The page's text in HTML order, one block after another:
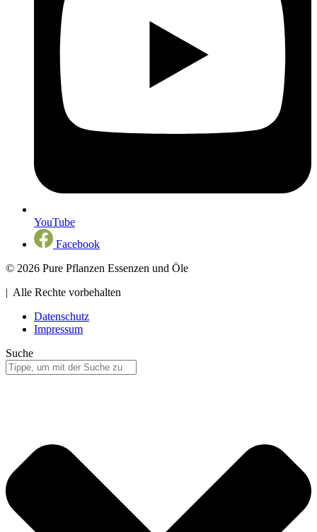
YouTube
Facebook
© 2026 Pure Pflanzen Essenzen und Öle
| Alle Rechte vorbehalten
Datenschutz
Impressum
Suche